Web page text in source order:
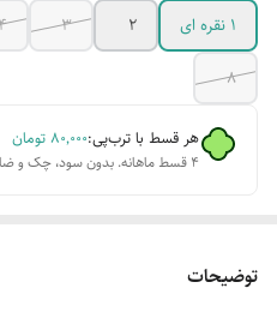
۱ نقره ای
۲ ۳
۸
هر قسط با ترب‌پی:۸۰٬۰۰۰ تومان
۴ قسط ماهانه. بدون سود، چک و ضامن.
توضیحات